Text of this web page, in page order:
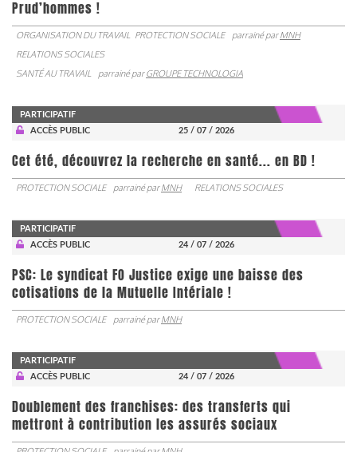
Prud’hommes !
ORGANISATION DU TRAVAIL PROTECTION SOCIALE parrainé parMNH
RELATIONS SOCIALES
SANTÉ AU TRAVAIL
parrainé parGROUPE TECHNOLOGIA
PARTICIPATIF
ACCÈS PUBLIC
25 / 07 / 2026
Cet été, découvrez la recherche en santé... en BD !
PROTECTION SOCIALE parrainé parMNH RELATIONS SOCIALES
PARTICIPATIF
ACCÈS PUBLIC
24 / 07 / 2026
PSC: Le syndicat FO Justice exige une baisse des
cotisations de la Mutuelle Intériale !
PROTECTION SOCIALE parrainé parMNH
PARTICIPATIF
ACCÈS PUBLIC
24 / 07 / 2026
Doublement des franchises: des transferts qui
mettront à contribution les assurés sociaux